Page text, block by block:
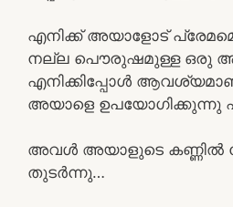
എനിക്ക് അയാളോട്
നല്ല പൌരുഷമുള്ള ഒരു
എനിക്കിപ്പോൾ
അയാളെ ഉപയോഗിക്കുന്നു
അവൾ അയാളുടെ കണ്ണിൽ
തുടർന്നു…